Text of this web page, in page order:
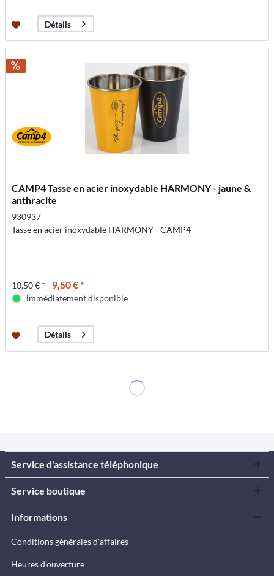
Détails
CAMP4 Tasse en acier inoxydable HARMONY - jaune &
anthracite
930937
Tasse en acier inoxydable HARMONY - CAMP4
10,50 € * 9,50 € *
immédiatement disponible
Détails
Service d'assistance téléphonique
Service boutique
Informations
Conditions générales d'affaires
Heures d'ouverture